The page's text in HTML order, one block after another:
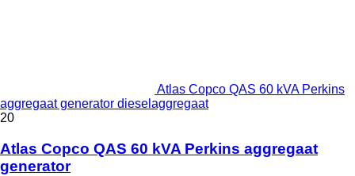
Atlas Copco QAS 60 kVA Perkins
aggregaat generator dieselaggregaat
20
Atlas Copco QAS 60 kVA Perkins aggregaat
generator